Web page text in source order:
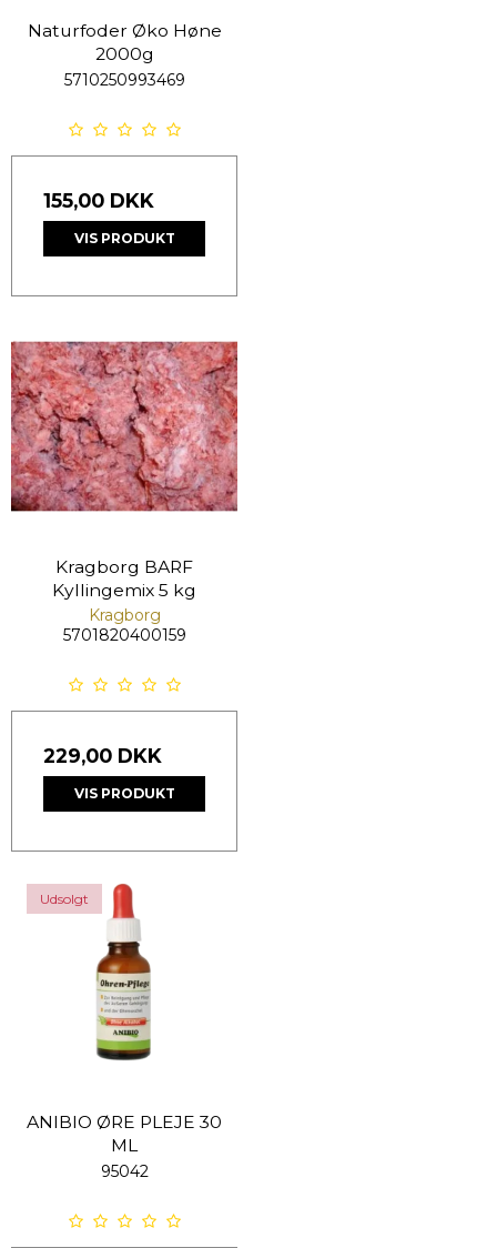
Naturfoder Øko Høne
2000g
5710250993469
155,00 DKK
VIS PRODUKT
Kragborg BARF
Kyllingemix 5 kg
Kragborg
5701820400159
229,00 DKK
VIS PRODUKT
Udsolgt
ANIBIO ØRE PLEJE 30
ML
95042